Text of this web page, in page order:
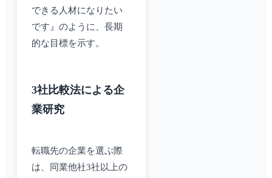
できる人材になりたい
です』のように、長期
的な目標を示す。
3社比較法による企
業研究
転職先の企業を選ぶ際
は、同業他社3社以上の